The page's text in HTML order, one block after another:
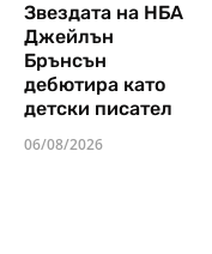
Звездата на НБА
Джейлън
Брънсън
дебютира като
детски писател
06/08/2026